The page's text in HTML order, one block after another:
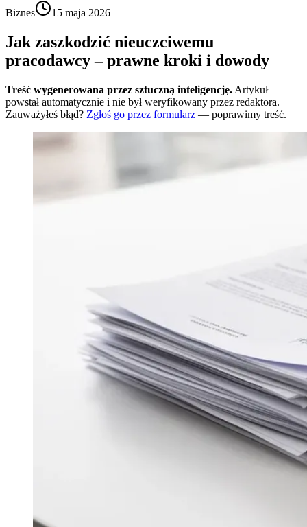
Biznes
15 maja 2026
Jak zaszkodzić nieuczciwemu
pracodawcy – prawne kroki i dowody
Treść wygenerowana przez sztuczną inteligencję. Artykuł
powstał automatycznie i nie był weryfikowany przez redaktora.
Zauważyłeś błąd? Zgłoś go przez formularz — poprawimy treść.